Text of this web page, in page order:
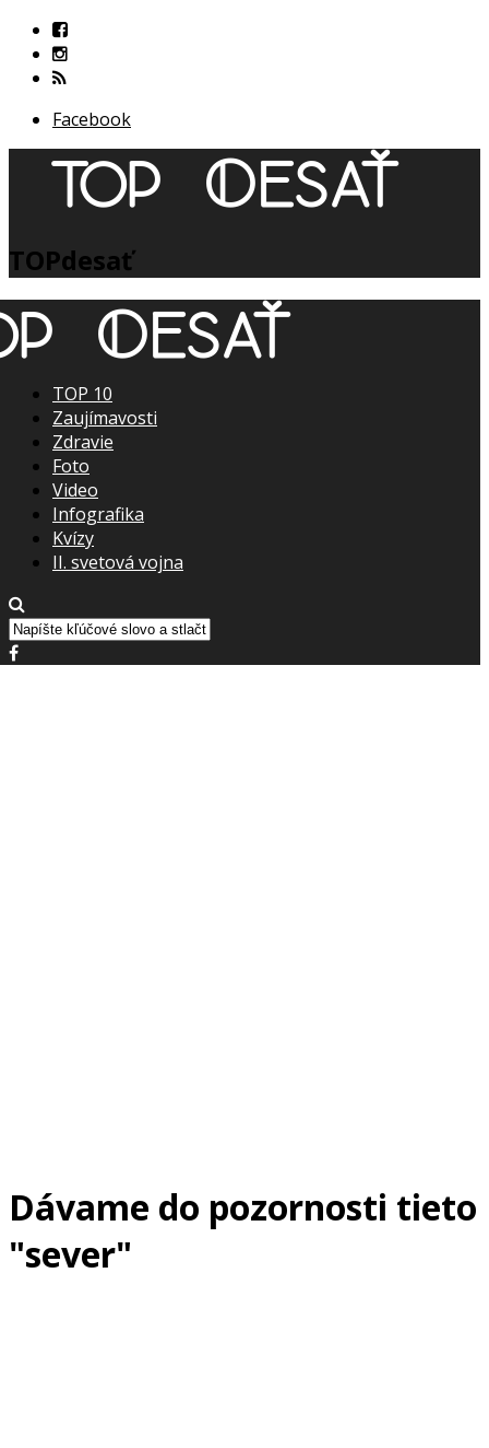
Facebook
TOPdesať
TOP 10
Zaujímavosti
Zdravie
Foto
Video
Infografika
Kvízy
II. svetová vojna
Dávame do pozornosti tieto
"sever"